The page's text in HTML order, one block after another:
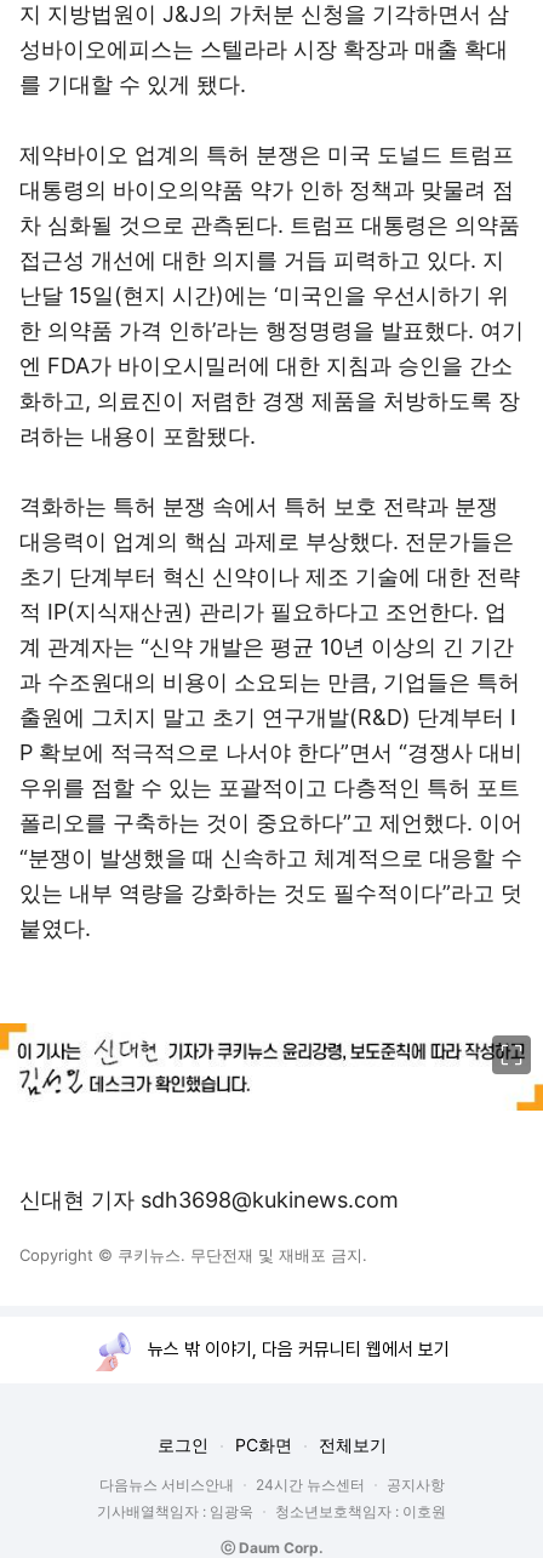
지 지방법원이 J&J의 가처분 신청을 기각하면서 삼
성바이오에피스는 스텔라라 시장 확장과 매출 확대
를 기대할 수 있게 됐다.
제약바이오 업계의 특허 분쟁은 미국 도널드 트럼프
대통령의 바이오의약품 약가 인하 정책과 맞물려 점
차 심화될 것으로 관측된다. 트럼프 대통령은 의약품
접근성 개선에 대한 의지를 거듭 피력하고 있다. 지
난달 15일(현지 시간)에는 ‘미국인을 우선시하기 위
한 의약품 가격 인하’라는 행정명령을 발표했다. 여기
엔 FDA가 바이오시밀러에 대한 지침과 승인을 간소
화하고, 의료진이 저렴한 경쟁 제품을 처방하도록 장
려하는 내용이 포함됐다.
격화하는 특허 분쟁 속에서 특허 보호 전략과 분쟁
대응력이 업계의 핵심 과제로 부상했다. 전문가들은
초기 단계부터 혁신 신약이나 제조 기술에 대한 전략
적 IP(지식재산권) 관리가 필요하다고 조언한다. 업
계 관계자는 “신약 개발은 평균 10년 이상의 긴 기간
과 수조원대의 비용이 소요되는 만큼, 기업들은 특허
출원에 그치지 말고 초기 연구개발(R&D) 단계부터 I
P 확보에 적극적으로 나서야 한다”면서 “경쟁사 대비
우위를 점할 수 있는 포괄적이고 다층적인 특허 포트
폴리오를 구축하는 것이 중요하다”고 제언했다. 이어
“분쟁이 발생했을 때 신속하고 체계적으로 대응할 수
있는 내부 역량을 강화하는 것도 필수적이다”라고 덧
붙였다.
신대현 기자 sdh3698@kukinews.com
Copyright © 쿠키뉴스. 무단전재 및 재배포 금지.
뉴스 밖 이야기, 다음 커뮤니티 웹에서 보기
로그인 PC화면 전체보기
다음뉴스 서비스안내 24시간 뉴스센터
공지사항
기사배열책임자 : 임광욱
청소년보호책임자 : 이호원
ⓒ Daum Corp.